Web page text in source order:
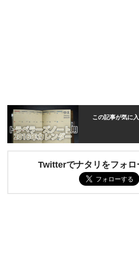
この記事が気に
Twitterでナタリをフォロ